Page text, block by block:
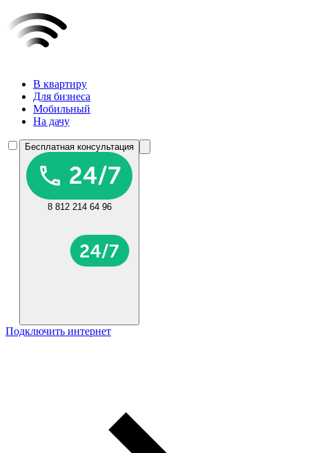
В квартиру
Для бизнеса
Мобильный
На дачу
Бесплатная консультация
8 812 214 64 96
Подключить интернет